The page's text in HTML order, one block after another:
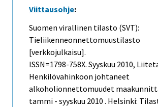
Viittausohje:
Suomen virallinen tilasto (SVT):
Tieliikenneonnettomuustilasto
[verkkojulkaisu].
ISSN=1798-758X. Syyskuu 2010,
Henkilövahinkoon johtaneet
alkoholionnettomuudet
tammi - syyskuu 2010 . Helsinki: